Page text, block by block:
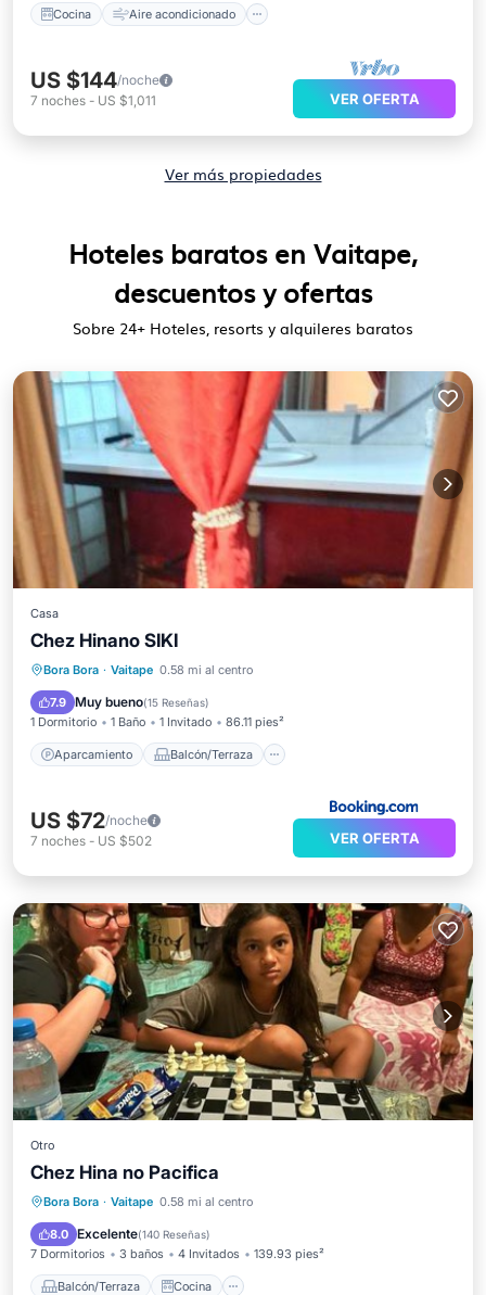
Cocina Aire acondicionado
US $144/noche
7 noches - US $1,011 VER OFERTA
Ver más propiedades
Hoteles baratos en Vaitape,
descuentos y ofertas
Sobre 24+ Hoteles, resorts y alquileres baratos
Casa
Chez Hinano SIKI
Bora Bora · Vaitape 0.58 mi al centro
7.9 Muy bueno(15 Reseñas)
1 Dormitorio 1 Baño 1 Invitado 86.11 pies²
Aparcamiento Balcón/Terraza
Aparcamiento
Balcón/Terraza
Vistas
Internet
US $72/noche
7 noches - US $502 VER OFERTA
Otro
Chez Hina no Pacifica
Bora Bora · Vaitape 0.58 mi al centro
8.0 Excelente(140 Reseñas)
7 Dormitorios 3 baños 4 Invitados 139.93 pies²
Balcón/Terraza Cocina
Balcón/Terraza Cocina
Restaurante